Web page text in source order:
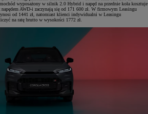
wyposażony w silnik 2.0 Hybrid i napęd na przednie koła kosztuje
AWD-i zaczynają się od 171 600 zł. W firmowym Leasingu
od 1441 zł, natomiast klienci indywidualni w Leasingu
na ratę brutto w wysokości 1772 zł.